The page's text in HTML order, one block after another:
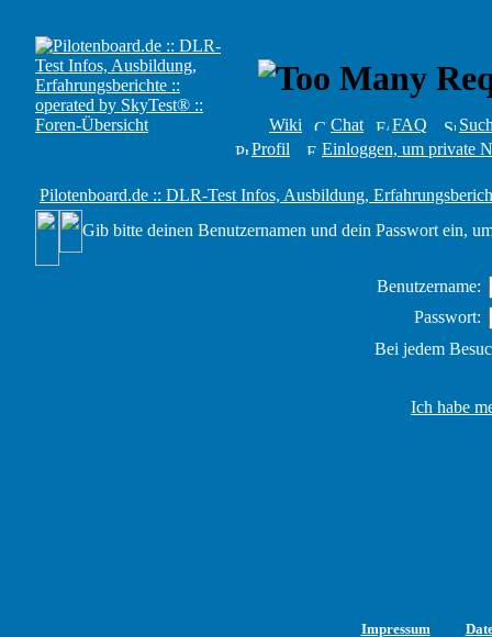
Wiki Chat FAQ
Profil
Einloggen, um private
Pilotenboard.de :: DLR-Test Infos, Ausbildung,
Gib bitte deinen Benutzernamen und dein Passwort ein,
Benutzername:
Passwort:
Bei jedem
Ich habe
Impressum